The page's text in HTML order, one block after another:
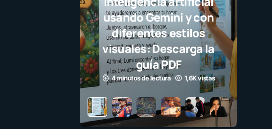
usando Gemini y con
diferentes estilos
visuales: Descarga la
guía PDF
4 minutos de lectura 1,6K vistas